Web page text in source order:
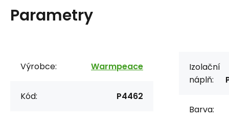
Parametry
Výrobce: Warmpeace
Kód: P4462
Izolační
náplň:
Barva: